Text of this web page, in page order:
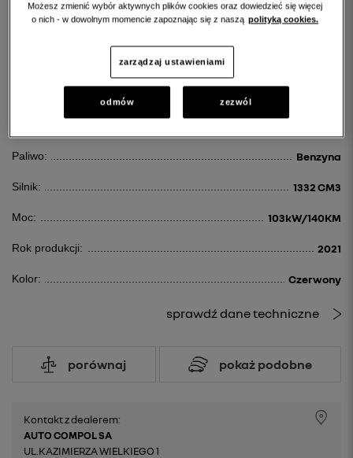
RENAULT ARKANA
ARKANA 1.3 TCE MHEV ZEN EDC
122 700 PLN
Paliwo: Benzyna
Silnik: 1332 CM3
Moc: 103kW/140KM
Rok produkcji: 2021
Kolor: Czerwony
sprawdź dane techniczne
porównaj pokaż podobne
Kontakt z dealerem:
AUTO COMPOL SA
UL.KAZIMIERZA WIELKIEGO 1
Możesz zmienić wybór aktywnych plików cookies oraz dowiedzieć się więcej
o nich - w dowolnym momencie zapoznając się z naszą polityką cookies.
zarządzaj ustawieniami
odmów zezwól